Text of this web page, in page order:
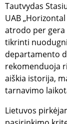
Tautvydas
UAB
atrodo per gera
tikrinti
departamento
rekomenduoja
aiškia istorija,
tarnavimo
Lietuvos